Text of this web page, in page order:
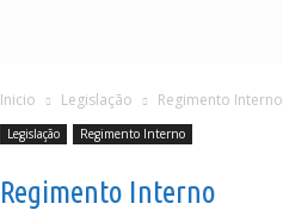
Inicio Legislação Regimento Interno
Legislação Regimento Interno
Regimento Interno